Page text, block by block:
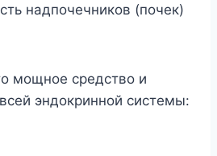
надпочечников (почек)
мощное средство и
эндокринной системы: